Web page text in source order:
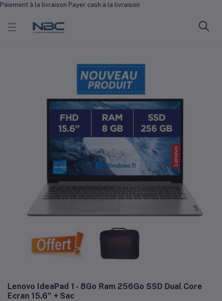
Paiement à la livraison Payer cash à la livraison
Lenovo IdeaPad 1 - 8Go Ram 256Go SSD Dual Core
Ecran 15.6" + Sac